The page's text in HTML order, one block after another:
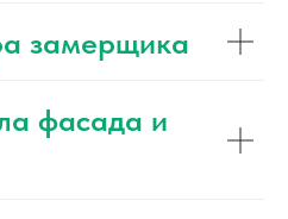
замерщика
фасада и